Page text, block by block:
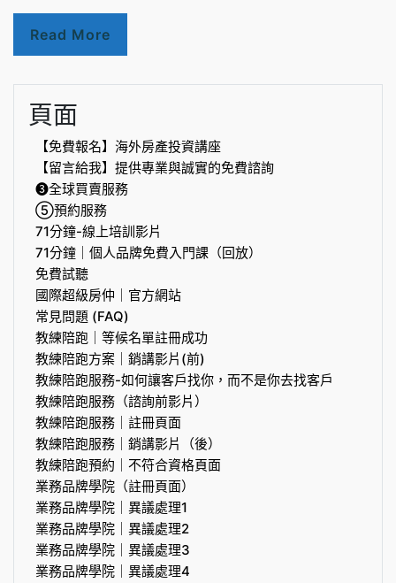
Read More
頁面
【免費報名】海外房產投資講座
【留言給我】提供專業與誠實的免費諮詢
❸全球買賣服務
⑤預約服務
71分鐘-線上培訓影片
71分鐘｜個人品牌免費入門課（回放）
免費試聽
國際超級房仲｜官方網站
常見問題 (FAQ)
教練陪跑｜等候名單註冊成功
教練陪跑方案｜銷講影片(前)
教練陪跑服務-如何讓客戶找你，而不是你去找客戶
教練陪跑服務（諮詢前影片）
教練陪跑服務｜註冊頁面
教練陪跑服務｜銷講影片（後）
教練陪跑預約｜不符合資格頁面
業務品牌學院（註冊頁面）
業務品牌學院｜異議處理1
業務品牌學院｜異議處理2
業務品牌學院｜異議處理3
業務品牌學院｜異議處理4